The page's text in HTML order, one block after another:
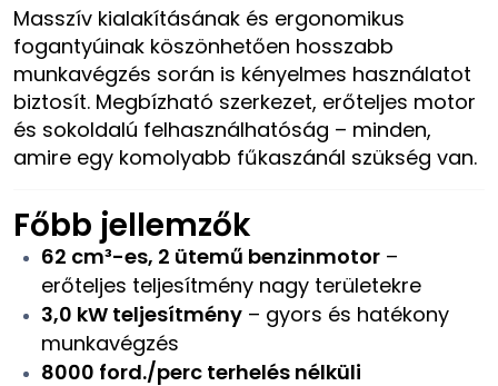
Masszív kialakításának és ergonomikus
fogantyúinak köszönhetően hosszabb
munkavégzés során is kényelmes használatot
biztosít. Megbízható szerkezet, erőteljes motor
és sokoldalú felhasználhatóság – minden,
amire egy komolyabb fűkaszánál szükség van.
Főbb jellemzők
62 cm³-es, 2 ütemű benzinmotor –
erőteljes teljesítmény nagy területekre
3,0 kW teljesítmény – gyors és hatékony
munkavégzés
8000 ford./perc terhelés nélküli